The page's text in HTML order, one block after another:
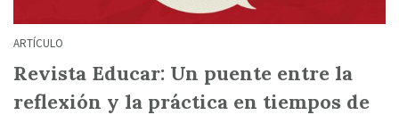
ARTÍCULO
Revista Educar: Un puente entre la
reflexión y la práctica en tiempos de